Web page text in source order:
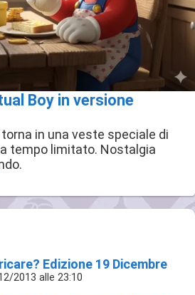
Boy in versione
in una veste speciale di
tempo limitato. Nostalgia
Edizione 19 Dicembre
2013 alle 23:10